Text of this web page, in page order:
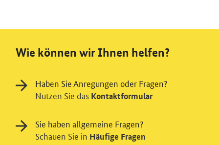
Wie können wir Ihnen helfen?
Haben Sie Anregungen oder Fragen?
Nutzen Sie das Kontaktformular
Sie haben allgemeine Fragen?
Schauen Sie in Häufige Fragen